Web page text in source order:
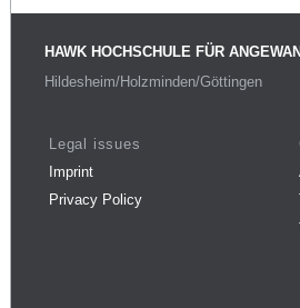
HAWK HOCHSCHULE FÜR
Hildesheim/Holzminden/Göttingen
Legal issues
Imprint
Privacy Policy